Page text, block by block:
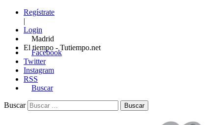
Regístrate
|
Login
Madrid
El tiempo - Tutiempo.net
Facebook
Twitter
Instagram
RSS
Buscar
Buscar